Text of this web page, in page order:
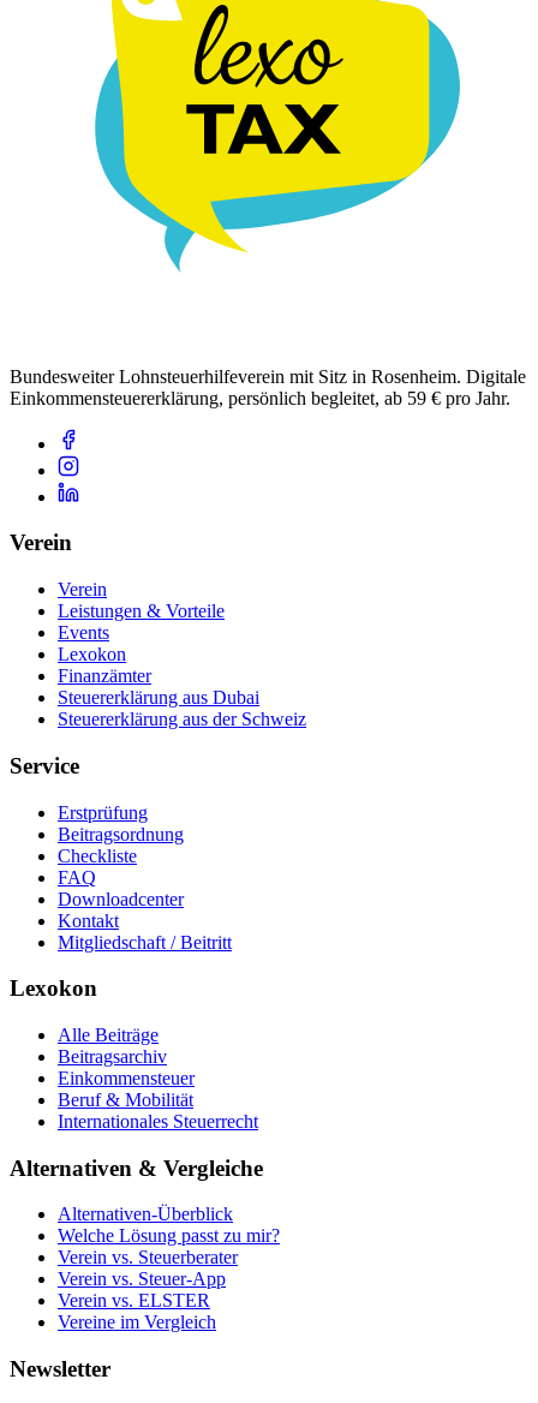
Bundesweiter Lohnsteuerhilfeverein mit Sitz in Rosenheim. Digitale
Einkommensteuererklärung, persönlich begleitet, ab 59 € pro Jahr.
Verein
Verein
Leistungen & Vorteile
Events
Lexokon
Finanzämter
Steuererklärung aus Dubai
Steuererklärung aus der Schweiz
Service
Erstprüfung
Beitragsordnung
Checkliste
FAQ
Downloadcenter
Kontakt
Mitgliedschaft / Beitritt
Lexokon
Alle Beiträge
Beitragsarchiv
Einkommensteuer
Beruf & Mobilität
Internationales Steuerrecht
Alternativen & Vergleiche
Alternativen-Überblick
Welche Lösung passt zu mir?
Verein vs. Steuerberater
Verein vs. Steuer-App
Verein vs. ELSTER
Vereine im Vergleich
Newsletter